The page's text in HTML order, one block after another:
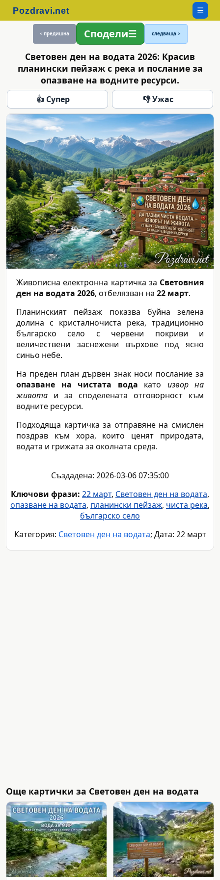
☰
< предишна Сподели следваща >
Световен ден на водата 2026: Красив
планински пейзаж с река и послание за
опазване на водните ресурси.
👍 Супер 👎 Ужас
Живописна електронна картичка за Световния
ден на водата 2026, отбелязван на 22 март.
Планинският пейзаж показва буйна зелена
долина с кристалночиста река, традиционно
българско село с червени покриви и
величествени заснежени върхове под ясно
синьо небе.
На преден план дървен знак носи послание за
опазване на чистата вода като извор на
живота и за споделената отговорност към
водните ресурси.
Подходяща картичка за отправяне на смислен
поздрав към хора, които ценят природата,
водата и грижата за околната среда.
Създадена: 2026-03-06 07:35:00
Ключови фрази: 22 март, Световен ден на водата,
опазване на водата, планински пейзаж, чиста река,
българско село
Категория: Световен ден на водата; Дата: 22 март
Още картички за Световен ден на водата